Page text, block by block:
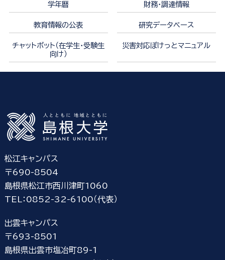
学年暦 財務・調達情報
教育情報の公表 研究データベース
チャットボット（在学生・受験生
向け）
災害対応ぽけっとマニュアル
松江キャンパス
〒690-8504
島根県松江市西川津町1060
TEL：0852-32-6100（代表）
出雲キャンパス
〒693-8501
島根県出雲市塩冶町89-1